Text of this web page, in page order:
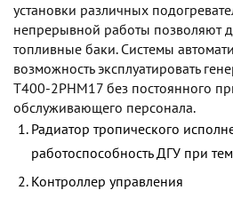
установки различных
непрерывной работы позволяют
топливные баки. Системы
возможность эксплуатировать
Т400-2РНМ17 без постоянного
обслуживающего персонала.
Радиатор тропического
работоспособность ДГУ при
Контроллер управления